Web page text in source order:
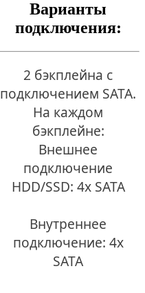
Варианты
подключения:
2 бэкплейна с
подключением SATA.
На каждом
бэкплейне:
Внешнее
подключение
HDD/SSD: 4x SATA
Внутреннее
подключение: 4x
SATA